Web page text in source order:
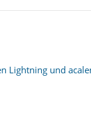
Lightning und